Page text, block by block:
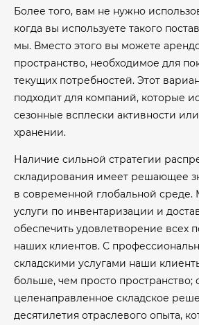
Более того, вам не нужно
когда вы используете такого
мы. Вместо этого вы можете
пространство, необходимое для
текущих потребностей. Этот
подходит для компаний, которые
сезонные всплески активности
хранении.
Наличие сильной стратегии
складирования имеет решающее
в современной глобальной среде.
услуги по инвентаризации и
обеспечить удовлетворение всех
наших клиентов. С
складскими услугами наши
больше, чем просто пространство;
целенаправленное складское
десятилетия отраслевого опыта,